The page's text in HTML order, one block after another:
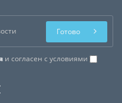
и согласен с условиями
Готово